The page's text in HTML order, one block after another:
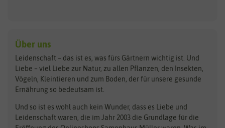
Kräutersamen
Obstsamen
Pilzbrut
Rasensamen
Steckzwiebeln
Zimmer & Kübelpflanzen
Kataloge
Benary
Bingenheimer Saatgut
Bionana
BIOWOL
Blumicorn
Dürr-Samen
Feldsaaten Freudenberger
Fertil
Über uns
Leidenschaft – das ist es, was fürs Gärtnern wichtig ist. Und
Liebe – viel Liebe zur Natur, zu allen Pflanzen, den Insekten,
Vögeln, Kleintieren und zum Boden, der für unsere gesunde
Ernährung so bedeutsam ist.
Und so ist es wohl auch kein Wunder, dass es Liebe und
Leidenschaft waren, die im Jahr 2003 die Grundlage für die